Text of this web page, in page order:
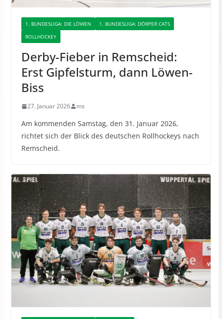
1. BUNDESLIGA: DIE LÖWEN
1. BUNDESLIGA: DÖRPER CATS
ROLLHOCKEY
Derby-Fieber in Remscheid:
Erst Gipfelsturm, dann Löwen-
Biss
27. Januar 2026 ms
Am kommenden Samstag, den 31. Januar 2026,
richtet sich der Blick des deutschen Rollhockeys nach
Remscheid.